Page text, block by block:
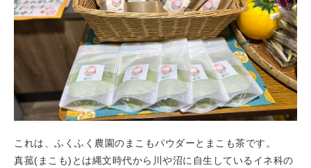
これは、ふくふく農園のまこもパウダーとまこも茶です。
真菰(まこも)とは縄文時代から川や沼に自生しているイネ科の